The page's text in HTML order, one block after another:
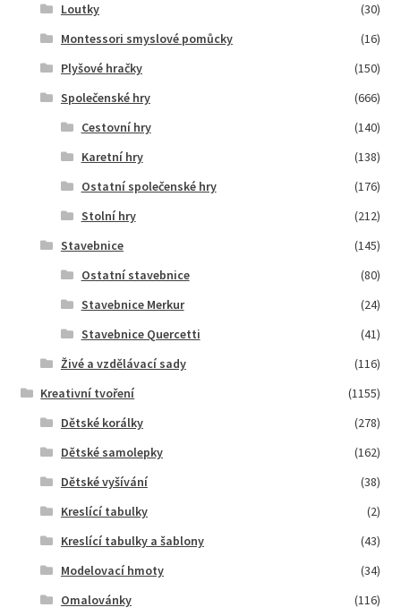
Loutky
(30)
Montessori smyslové pomůcky
(16)
Plyšové hračky
(150)
Společenské hry
(666)
Cestovní hry
(140)
Karetní hry
(138)
Ostatní společenské hry
(176)
Stolní hry
(212)
Stavebnice
(145)
Ostatní stavebnice
(80)
Stavebnice Merkur
(24)
Stavebnice Quercetti
(41)
Živé a vzdělávací sady
(116)
Kreativní tvoření
(1155)
Dětské korálky
(278)
Dětské samolepky
(162)
Dětské vyšívání
(38)
Kreslící tabulky
(2)
Kreslící tabulky a šablony
(43)
Modelovací hmoty
(34)
Omalovánky
(116)